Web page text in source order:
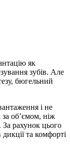
як
зубів. Але
бюгельний
і не
об’ємом, ніж
За рахунок цього
та комфорті